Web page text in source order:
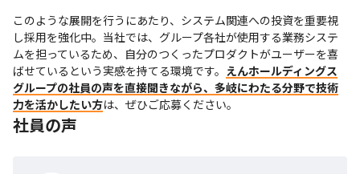
このような展開を行うにあたり、システム関連への投資を重要視
し採用を強化中。当社では、グループ各社が使用する業務システ
ムを担っているため、自分のつくったプロダクトがユーザーを喜
ばせているという実感を持てる環境です。 えんホールディングス
グループの社員の声を直接聞きながら、多岐にわたる分野で技術
力を活かしたい方は、ぜひご応募ください。
社員の声